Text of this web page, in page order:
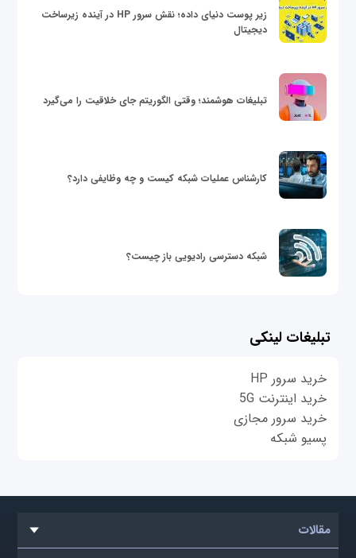
زیر پوست دنیای داده؛ نقش سرور HP در آینده زیرساخت
دیجیتال
تبلیغات هوشمند؛ وقتی الگوریتم جای خلاقیت را می‌گیرد
کارشناس عملیات شبکه کیست و چه وظایفی دارد؟
شبکه دسترسی رادیویی باز چیست؟
تبلیغات لینکی
خرید سرور HP
خرید اینترنت 5G
خرید سرور مجازی
پسیو شبکه
مقالات